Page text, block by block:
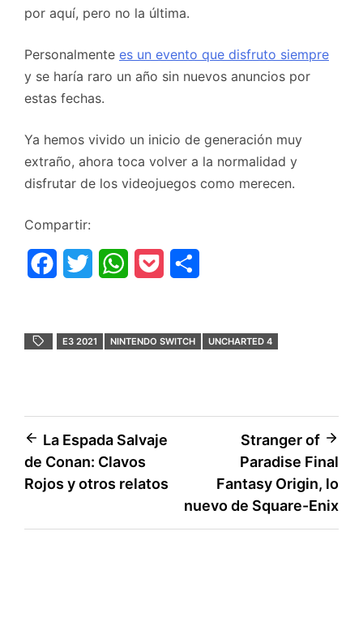
por aquí, pero no la última.
Personalmente es un evento que disfruto siempre
y se haría raro un año sin nuevos anuncios por
estas fechas.
Ya hemos vivido un inicio de generación muy
extraño, ahora toca volver a la normalidad y
disfrutar de los videojuegos como merecen.
Compartir:
e
o
k
t
r
W
t
p
p
k
p
E3 2021 NINTENDO SWITCH UNCHARTED 4
Navegación
de
entradas
La Espada Salvaje
de Conan: Clavos
Rojos y otros relatos
Stranger of
Paradise Final
Fantasy Origin, lo
nuevo de Square-Enix